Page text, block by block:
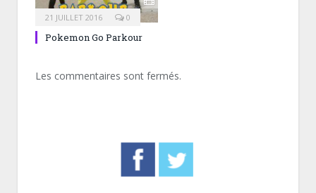
21 JUILLET 2016 0
Pokemon Go Parkour
Les commentaires sont fermés.